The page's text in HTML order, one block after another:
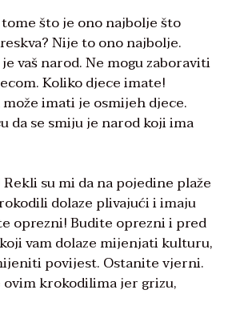
što je ono najbolje što
Nije to ono najbolje.
vaš narod. Ne mogu zaboraviti
Koliko djece imate!
imati je osmijeh djece.
da se smiju je narod koji ima
su mi da na pojedine plaže
dolaze plivajući i imaju
oprezni! Budite oprezni i pred
vam dolaze mijenjati kulturu,
povijest. Ostanite vjerni.
krokodilima jer grizu,